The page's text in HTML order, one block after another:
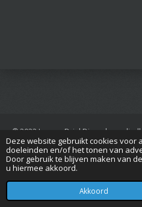
Deze website gebruikt cookies voor
doeleinden en/of het tonen van
Door gebruik te blijven maken van
u hiermee akkoord.
Akkoord
© 2022 Jan van Driel
Powered byJouwWeb